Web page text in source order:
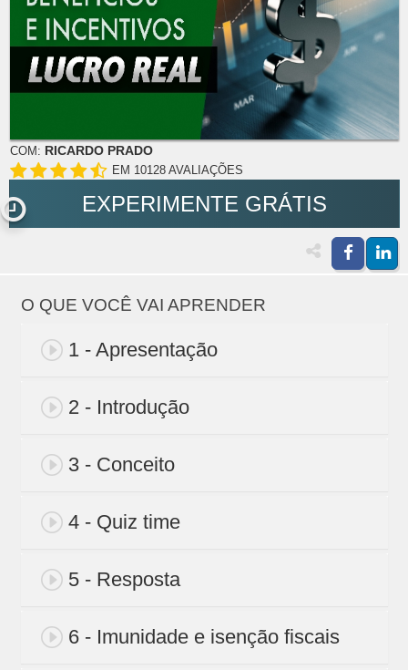
COM: RICARDO PRADO
EM 10128 AVALIAÇÕES
EXPERIMENTE GRÁTIS
O QUE VOCÊ VAI APRENDER
1 - Apresentação
2 - Introdução
3 - Conceito
4 - Quiz time
5 - Resposta
6 - Imunidade e isenção fiscais